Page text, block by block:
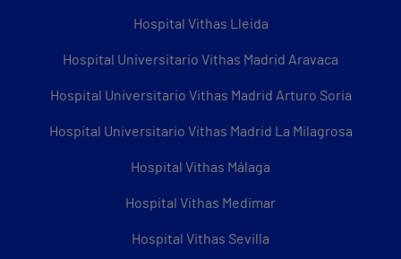
Hospital Vithas Lleida
Hospital Universitario Vithas Madrid Aravaca
Hospital Universitario Vithas Madrid Arturo Soria
Hospital Universitario Vithas Madrid La Milagrosa
Hospital Vithas Málaga
Hospital Vithas Medimar
Hospital Vithas Sevilla